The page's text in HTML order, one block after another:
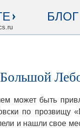
БЛОГ
может быть
по прозвищу
и нашли свое